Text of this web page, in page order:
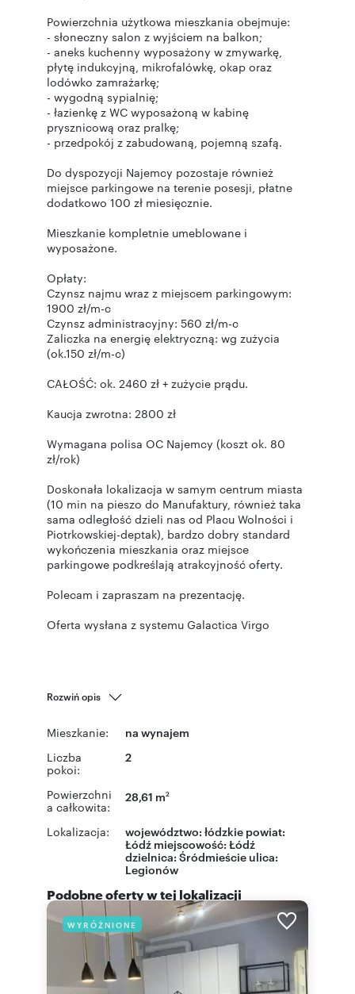
Powierzchnia użytkowa mieszkania obejmuje:
- słoneczny salon z wyjściem na balkon;
- aneks kuchenny wyposażony w zmywarkę,
płytę indukcyjną, mikrofalówkę, okap oraz
lodówko zamrażarkę;
- wygodną sypialnię;
- łazienkę z WC wyposażoną w kabinę
prysznicową oraz pralkę;
- przedpokój z zabudowaną, pojemną szafą.
Do dyspozycji Najemcy pozostaje również
miejsce parkingowe na terenie posesji, płatne
dodatkowo 100 zł miesięcznie.
Mieszkanie kompletnie umeblowane i
wyposażone.
Opłaty:
Czynsz najmu wraz z miejscem parkingowym:
1900 zł/m-c
Czynsz administracyjny: 560 zł/m-c
Zaliczka na energię elektryczną: wg zużycia
(ok.150 zł/m-c)
CAŁOŚĆ: ok. 2460 zł + zużycie prądu.
Kaucja zwrotna: 2800 zł
Wymagana polisa OC Najemcy (koszt ok. 80
zł/rok)
Doskonała lokalizacja w samym centrum miasta
(10 min na pieszo do Manufaktury, również taka
sama odległość dzieli nas od Placu Wolności i
Piotrkowskiej-deptak), bardzo dobry standard
wykończenia mieszkania oraz miejsce
parkingowe podkreślają atrakcyjność oferty.
Polecam i zapraszam na prezentację.
Oferta wysłana z systemu Galactica Virgo
Rozwiń opis
Mieszkanie: na wynajem
Liczba
pokoi:
2
Powierzchni
a całkowita:
28,61 m2
Lokalizacja: województwo: łódzkie powiat:
Łódź miejscowość: Łódź
dzielnica: Śródmieście ulica:
Legionów
Podobne oferty w tej lokalizacji
WYRÓŻNIONE